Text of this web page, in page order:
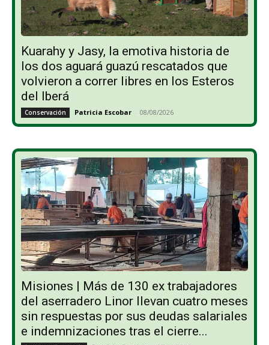
Kuarahy y Jasy, la emotiva historia de
los dos aguará guazú rescatados que
volvieron a correr libres en los Esteros
del Iberá
Conservación Patricia Escobar - 08/08/2026
Misiones | Más de 130 ex trabajadores
del aserradero Linor llevan cuatro meses
sin respuestas por sus deudas salariales
e indemnizaciones tras el cierre...